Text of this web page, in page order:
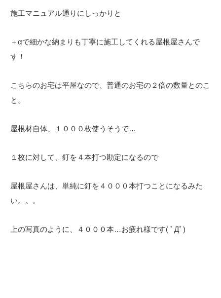
施工マニュアル通りにしっかりと
＋αで細かな納まりも丁寧に施工してくれる屋根屋さんで
す！
こちらのお宅は平屋なので、普通のお宅の２倍の数量とのこ
と。
屋根材自体、１０００枚使うそうで…
１枚に対して、釘を４本打つ勘定になるので
屋根屋さんは、単純に釘を４０００本打つことになるみた
い。。。
上の写真のように、４０００本…お疲れ様です( ﾟДﾟ)